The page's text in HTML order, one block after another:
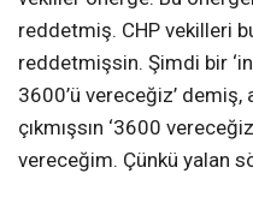
reddetmiş. CHP vekilleri
reddetmişsin. Şimdi bir
3600’ü vereceğiz’ demiş,
çıkmışsın ‘3600
vereceğim. Çünkü yalan